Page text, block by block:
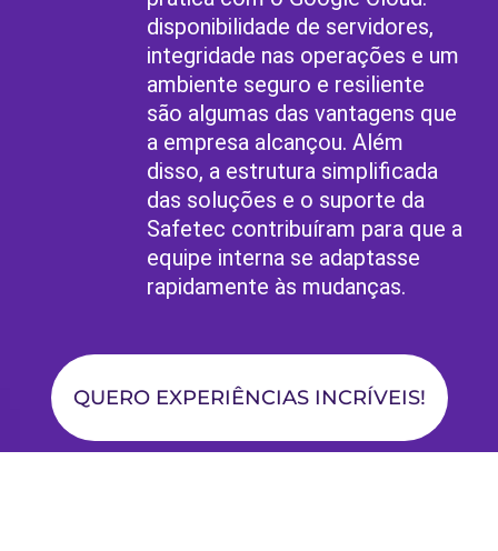
disponibilidade de servidores,
integridade nas operações e um
ambiente seguro e resiliente
são algumas das vantagens que
a empresa alcançou. Além
disso, a estrutura simplificada
das soluções e o suporte da
Safetec contribuíram para que a
equipe interna se adaptasse
rapidamente às mudanças.
QUERO EXPERIÊNCIAS INCRÍVEIS!